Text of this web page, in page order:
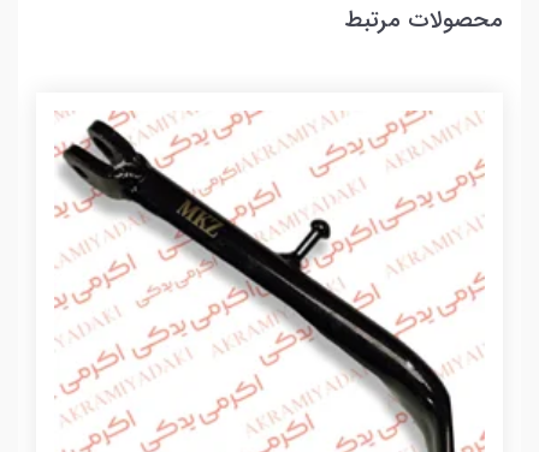
محصولات مرتبط